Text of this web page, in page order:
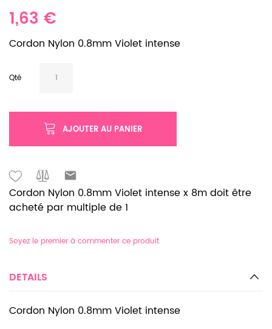
1,63 €
Cordon Nylon 0.8mm Violet intense
Qté
AJOUTER AU PANIER
Cordon Nylon 0.8mm Violet intense x 8m doit être
acheté par multiple de 1
Soyez le premier à commenter ce produit
DETAILS
Cordon Nylon 0.8mm Violet intense